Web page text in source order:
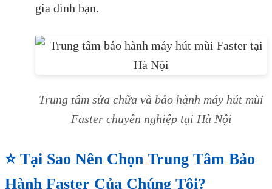
gia đình bạn.
Trung tâm sửa chữa và bảo hành máy hút mùi
Faster chuyên nghiệp tại Hà Nội
⭐ Tại Sao Nên Chọn Trung Tâm Bảo
Hành Faster Của Chúng Tôi?